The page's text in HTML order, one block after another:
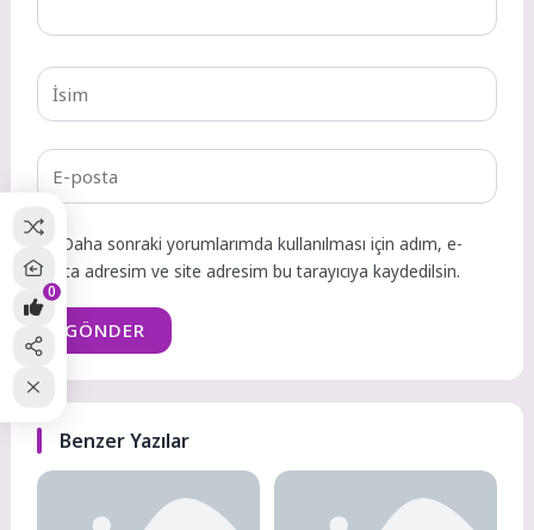
Daha sonraki yorumlarımda kullanılması için adım, e-
posta adresim ve site adresim bu tarayıcıya kaydedilsin.
GÖNDER
Benzer Yazılar
0